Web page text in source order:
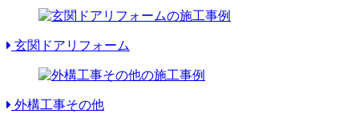
玄関ドアリフォーム
外構工事その他